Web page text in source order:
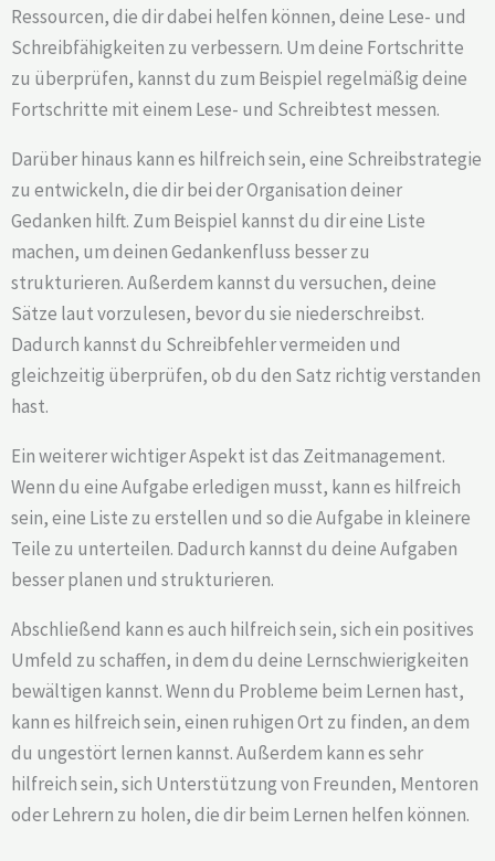
Ressourcen, die dir dabei helfen können, deine Lese- und
Schreibfähigkeiten zu verbessern. Um deine Fortschritte
zu überprüfen, kannst du zum Beispiel regelmäßig deine
Fortschritte mit einem Lese- und Schreibtest messen.
Darüber hinaus kann es hilfreich sein, eine Schreibstrategie
zu entwickeln, die dir bei der Organisation deiner
Gedanken hilft. Zum Beispiel kannst du dir eine Liste
machen, um deinen Gedankenfluss besser zu
strukturieren. Außerdem kannst du versuchen, deine
Sätze laut vorzulesen, bevor du sie niederschreibst.
Dadurch kannst du Schreibfehler vermeiden und
gleichzeitig überprüfen, ob du den Satz richtig verstanden
hast.
Ein weiterer wichtiger Aspekt ist das Zeitmanagement.
Wenn du eine Aufgabe erledigen musst, kann es hilfreich
sein, eine Liste zu erstellen und so die Aufgabe in kleinere
Teile zu unterteilen. Dadurch kannst du deine Aufgaben
besser planen und strukturieren.
Abschließend kann es auch hilfreich sein, sich ein positives
Umfeld zu schaffen, in dem du deine Lernschwierigkeiten
bewältigen kannst. Wenn du Probleme beim Lernen hast,
kann es hilfreich sein, einen ruhigen Ort zu finden, an dem
du ungestört lernen kannst. Außerdem kann es sehr
hilfreich sein, sich Unterstützung von Freunden, Mentoren
oder Lehrern zu holen, die dir beim Lernen helfen können.